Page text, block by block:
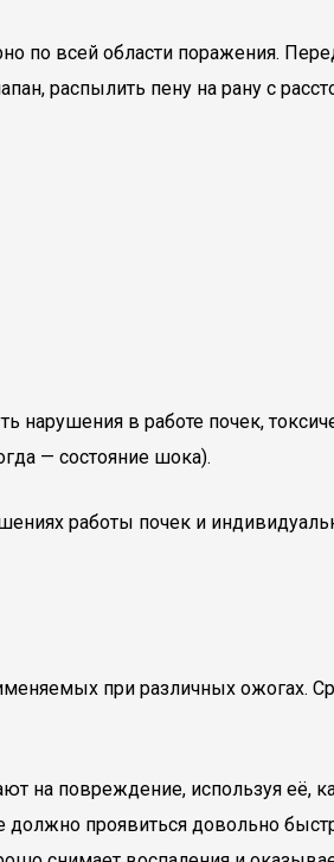
по всей области поражения.
распылить пену на рану с
в работе почек,
— состояние шока).
работы почек и
при различных ожогах.
на повреждение, используя её,
проявиться довольно